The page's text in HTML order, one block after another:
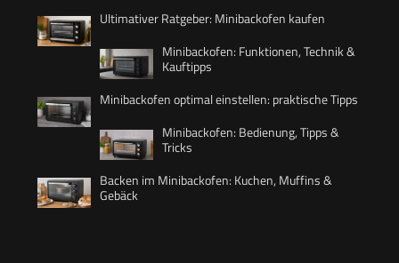
Ultimativer Ratgeber: Minibackofen kaufen
Minibackofen: Funktionen, Technik &
Kauftipps
Minibackofen optimal einstellen: praktische Tipps
Minibackofen: Bedienung, Tipps &
Tricks
Backen im Minibackofen: Kuchen, Muffins &
Gebäck